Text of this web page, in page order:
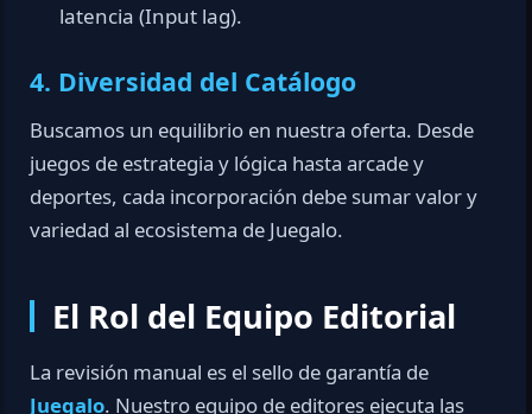
latencia (Input lag).
4. Diversidad del Catálogo
Buscamos un equilibrio en nuestra oferta. Desde
juegos de estrategia y lógica hasta arcade y
deportes, cada incorporación debe sumar valor y
variedad al ecosistema de Juegalo.
El Rol del Equipo Editorial
La revisión manual es el sello de garantía de
Juegalo. Nuestro equipo de editores ejecuta las